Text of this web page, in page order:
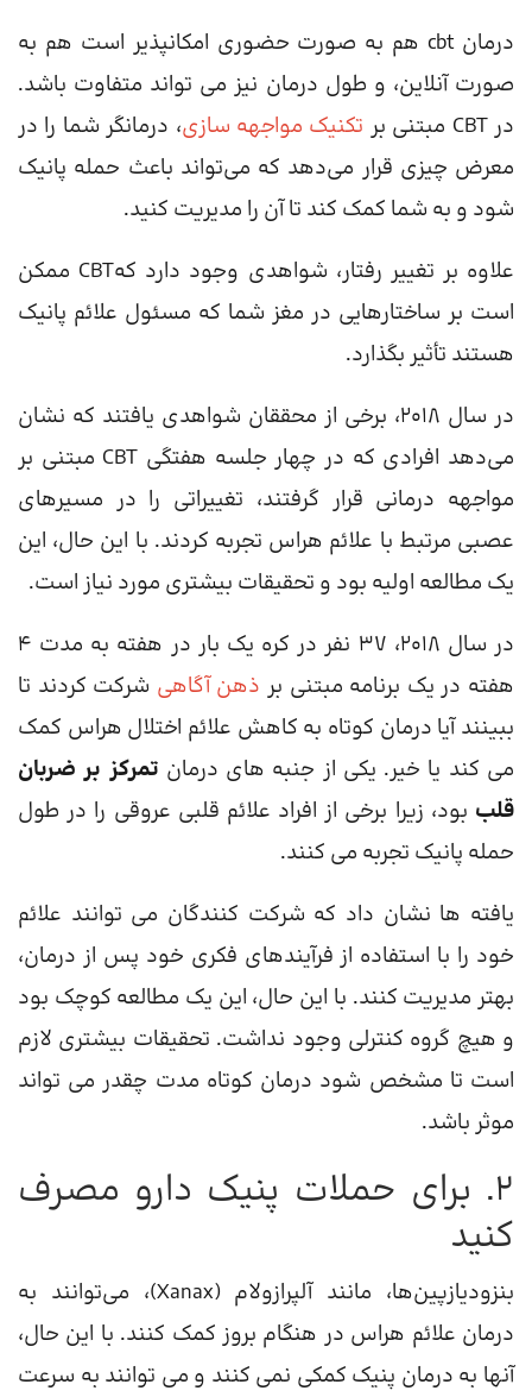
درمان cbt هم به صورت حضوری امکانپذیر است هم به
صورت آنلاین، و طول درمان نیز می تواند متفاوت باشد.
در CBT مبتنی بر
تکنیک مواجهه سازی، درمانگر شما را در
معرض چیزی قرار می‌دهد که می‌تواند باعث حمله پانیک
شود و به شما کمک کند تا آن را مدیریت کنید.
علاوه بر تغییر رفتار، شواهدی وجود دارد کهCBT ممکن
است بر ساختارهایی در مغز شما که مسئول علائم پانیک
هستند تأثیر بگذارد.
در سال 2018، برخی از محققان شواهدی یافتند که نشان
می‌دهد افرادی که در چهار جلسه هفتگی CBT مبتنی بر
مواجهه درمانی قرار گرفتند، تغییراتی را در مسیرهای
عصبی مرتبط با علائم هراس تجربه کردند. با این حال، این
یک مطالعه اولیه بود و تحقیقات بیشتری مورد نیاز است.
در سال 2018، 37 نفر در کره یک بار در هفته به مدت 4
هفته در یک برنامه مبتنی بر ذهن آگاهی شرکت کردند تا
ببینند آیا درمان کوتاه به کاهش علائم اختلال هراس کمک
می کند یا خیر. یکی از جنبه های درمان تمرکز بر ضربان
قلب بود، زیرا برخی از افراد علائم قلبی عروقی را در طول
حمله پانیک تجربه می کنند.
یافته ها نشان داد که شرکت کنندگان می توانند علائم
خود را با استفاده از فرآیندهای فکری خود پس از درمان،
بهتر مدیریت کنند. با این حال، این یک مطالعه کوچک بود
و هیچ گروه کنترلی وجود نداشت. تحقیقات بیشتری لازم
است تا مشخص شود درمان کوتاه مدت چقدر می تواند
موثر باشد.
2. برای حملات پنیک دارو مصرف
کنید
بنزودیازپین‌ها، مانند آلپرازولام (Xanax)، می‌توانند به
درمان علائم هراس در هنگام بروز کمک کنند. با این حال،
آنها به درمان پنیک کمکی نمی کنند و می توانند به سرعت